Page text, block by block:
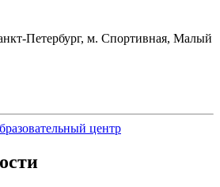
Петербург, м. Спортивная, Малый
центр